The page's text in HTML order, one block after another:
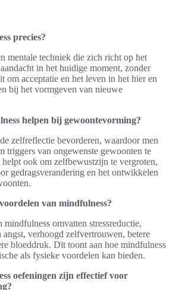
precies?
mentale techniek die zich richt op het
in het huidige moment, zonder
om acceptatie en het leven in het hier en
bij het vormgeven van nieuwe
helpen bij gewoontevorming?
zelfreflectie bevorderen, waardoor men
triggers van ongewenste gewoonten te
ook om zelfbewustzijn te vergroten,
gedragsverandering en het ontwikkelen
van mindfulness?
omvatten stressreductie,
verhoogd zelfvertrouwen, betere
bloeddruk. Dit toont aan hoe mindfulness
als fysieke voordelen kan bieden.
oefeningen zijn effectief voor